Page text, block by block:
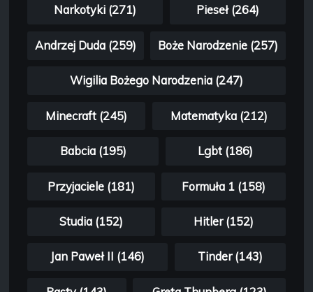
Narkotyki (271) Pieseł (264)
Andrzej Duda (259) Boże Narodzenie (257)
Wigilia Bożego Narodzenia (247)
Minecraft (245) Matematyka (212)
Babcia (195) Lgbt (186)
Przyjaciele (181) Formuła 1 (158)
Studia (152) Hitler (152)
Jan Paweł II (146) Tinder (143)